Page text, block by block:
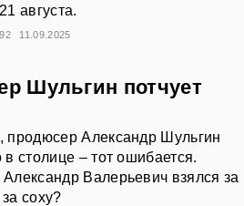
августа.
11.09.2025
Шульгин потчует
продюсер Александр Шульгин
столице – тот ошибается.
Валерьевич взялся за
соху?